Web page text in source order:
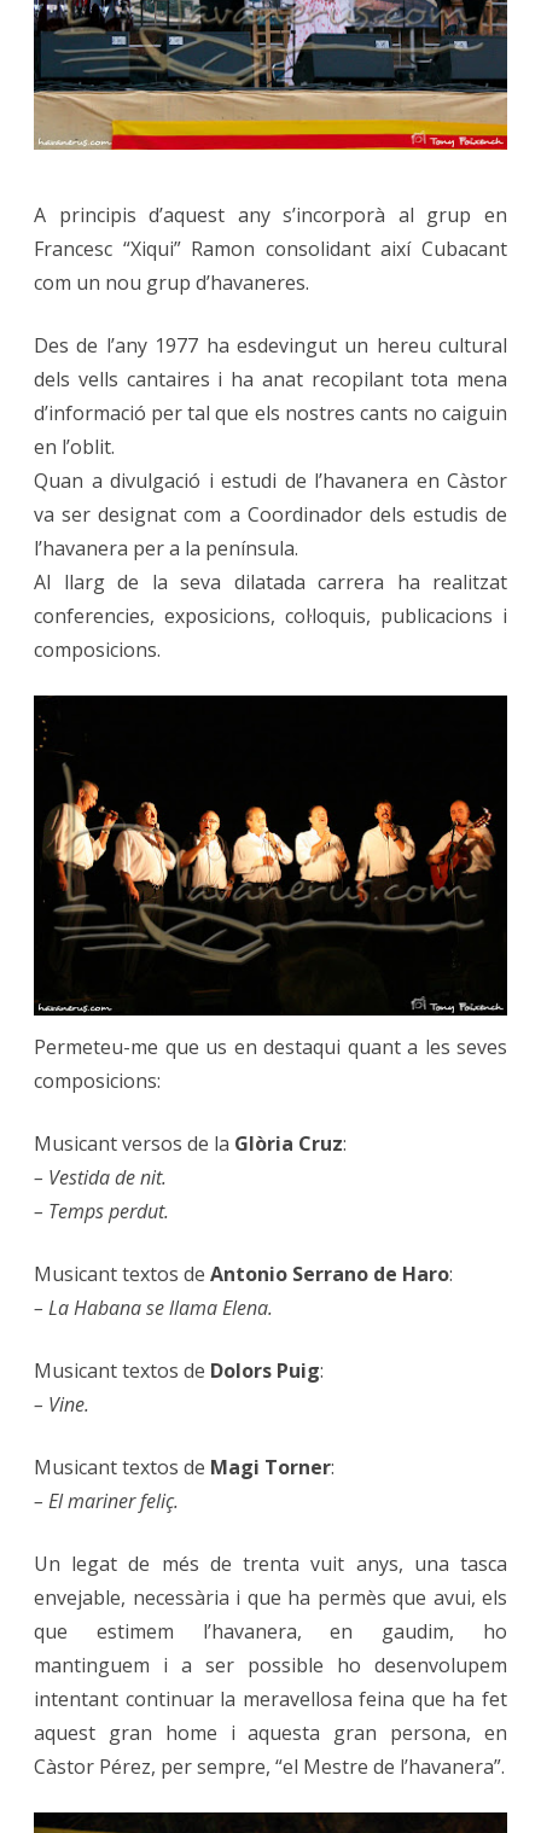
A principis d’aquest any s’incorporà al grup en
Francesc “Xiqui” Ramon consolidant així Cubacant
com un nou grup d’havaneres.
Des de l’any 1977 ha esdevingut un hereu cultural
dels vells cantaires i ha anat recopilant tota mena
d’informació per tal que els nostres cants no caiguin
en l’oblit.
Quan a divulgació i estudi de l’havanera en Càstor
va ser designat com a Coordinador dels estudis de
l’havanera per a la península.
Al llarg de la seva dilatada carrera ha realitzat
conferencies, exposicions, col·loquis, publicacions i
composicions.
Permeteu-me que us en destaqui quant a les seves
composicions:
Musicant versos de la Glòria Cruz:
– Vestida de nit.
– Temps perdut.
Musicant textos de Antonio Serrano de Haro:
– La Habana se llama Elena.
Musicant textos de Dolors Puig:
– Vine.
Musicant textos de Magi Torner:
– El mariner feliç.
Un legat de més de trenta vuit anys, una tasca
envejable, necessària i que ha permès que avui, els
que estimem l’havanera, en gaudim, ho
mantinguem i a ser possible ho desenvolupem
intentant continuar la meravellosa feina que ha fet
aquest gran home i aquesta gran persona, en
Càstor Pérez, per sempre, “el Mestre de l’havanera”.